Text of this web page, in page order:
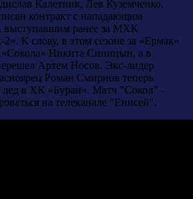
Калетник, Лев Куземченко.
контракт с нападающим
ранее за МХК
К слову, в этом сезоне за «Ермак»
«Сокола» Никита Синицын, а в
Артем Носов. Экс-лидер
Роман Смирнов теперь
лед в ХК «Буран». Матч "Сокол" -
на телеканале "Енисей".